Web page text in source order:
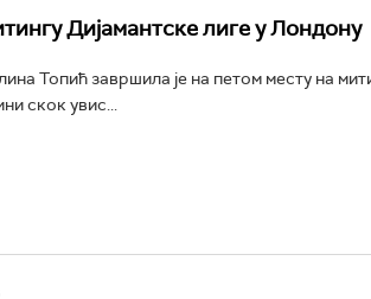
Дијамантске лиге у Лондону
Топић завршила је на петом месту на
скок увис...